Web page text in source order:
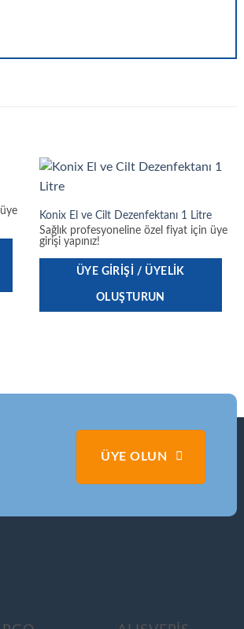
Konix El ve Cilt Dezenfektanı 1 Litre
Sağlık profesyoneline özel fiyat için üye
girişi yapınız!
ÜYE GIRIŞI / ÜYELIK
OLUŞTURUN
ÜYE OLUN